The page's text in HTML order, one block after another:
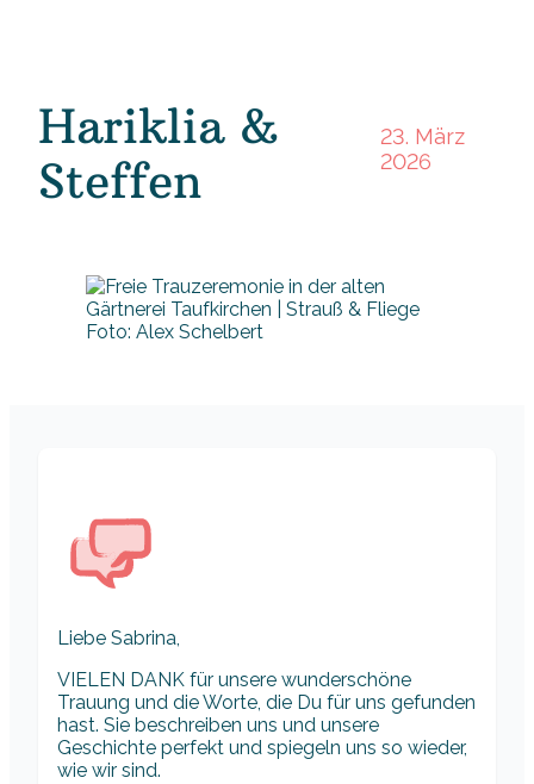
Hariklia &
Steffen
23. März
2026
Foto: Alex Schelbert
Liebe Sabrina,
VIELEN DANK für unsere wunderschöne
Trauung und die Worte, die Du für uns gefunden
hast. Sie beschreiben uns und unsere
Geschichte perfekt und spiegeln uns so wieder,
wie wir sind.